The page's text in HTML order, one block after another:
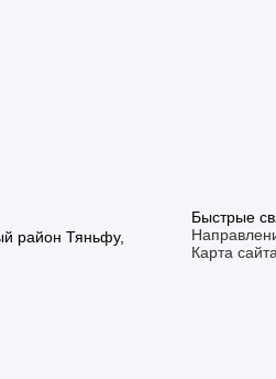
район Тяньфу,
Быстрые
Карта сайта